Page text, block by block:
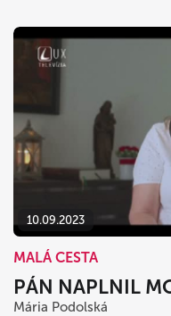
10.09.2023
MALÁ CESTA
PÁN NAPLNIL
Mária Podolská